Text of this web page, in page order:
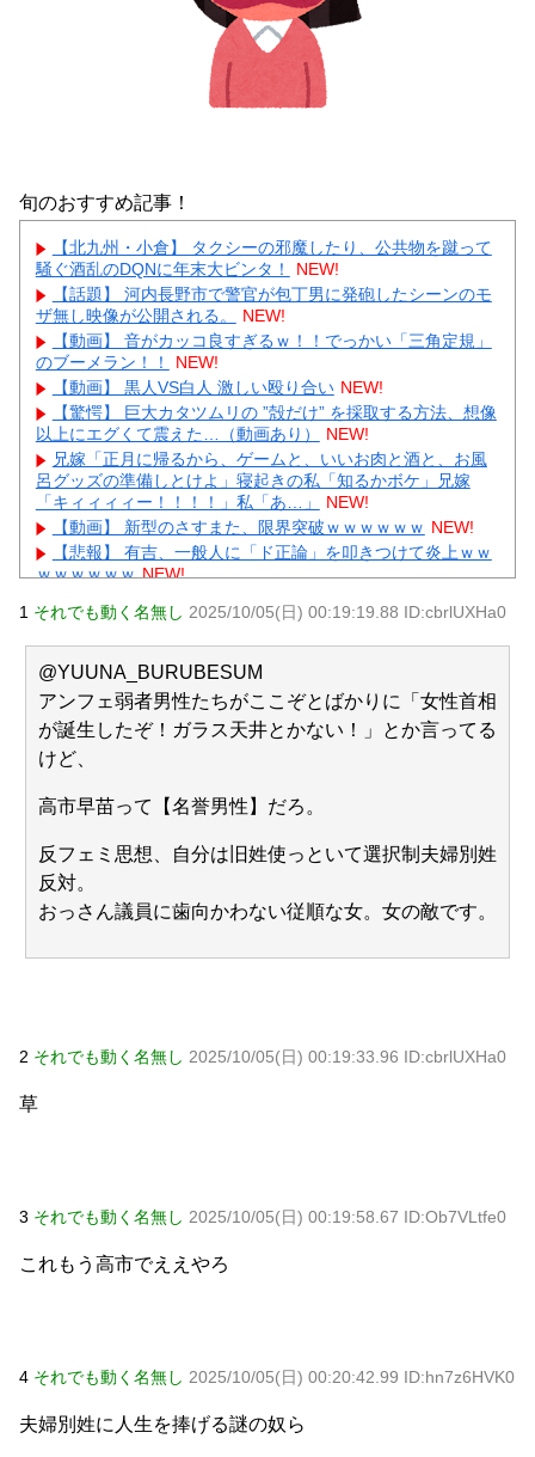
旬のおすすめ記事！
【北九州・小倉】 タクシーの邪魔したり、公共物を蹴って
騒ぐ酒乱のDQNに年末大ビンタ！
NEW!
【話題】 河内長野市で警官が包丁男に発砲したシーンのモ
ザ無し映像が公開される。
NEW!
【動画】 音がカッコ良すぎるｗ！！でっかい「三角定規」
のブーメラン！！
NEW!
【動画】 黒人VS白人 激しい殴り合い NEW!
【驚愕】 巨大カタツムリの ”殻だけ” を採取する方法、想像
以上にエグくて震えた…（動画あり）
NEW!
兄嫁「正月に帰るから、ゲームと、いいお肉と酒と、お風
呂グッズの準備しとけよ」寝起きの私「知るかボケ」兄嫁
「キィィィィー！！！！」私「あ…」
NEW!
【動画】 新型のさすまた、限界突破ｗｗｗｗｗｗ NEW!
【悲報】 有吉、一般人に「ド正論」を叩きつけて炎上ｗｗ
ｗｗｗｗｗｗ NEW!
員「ほいっ見積もりな！」ワイ「金額おかしくね？」←お前
らもそう思うよな？？？？？ NEW!
【画像】 「キム兄」こと芸人・木村祐一さん（63歳）、最
新の松本人志さんとのツーショットが完全に別人だとネット
騒然！ 「マジで誰かわからん」...
NEW!
【続報】三山凌輝、花乃まりあと懲りずに密会継続→ガル
民「もう何回目だよ」総ツッコミｗｗｗ
「もういい」の声もｗｗｗ NEW!
パチンコ京楽産業に譲渡【ノース・リバー】【窪田康志】
元AKB社長、22億円申告漏れ 乃木坂46運営会社の株式を
パチンコ京楽産業に譲渡【ノース・リバー】【窪田康志】
1 それでも動く名無し 2025/10/05(日) 00:19:19.88 ID:cbrlUXHa0
@YUUNA_BURUBESUM
アンフェ弱者男性たちがここぞとばかりに「女性首相
が誕生したぞ！ガラス天井とかない！」とか言ってる
けど、
高市早苗って【名誉男性】だろ。
反フェミ思想、自分は旧姓使っといて選択制夫婦別姓
反対。
おっさん議員に歯向かわない従順な女。女の敵です。
2 それでも動く名無し 2025/10/05(日) 00:19:33.96 ID:cbrlUXHa0
草
3 それでも動く名無し 2025/10/05(日) 00:19:58.67 ID:Ob7VLtfe0
これもう高市でええやろ
4 それでも動く名無し 2025/10/05(日) 00:20:42.99 ID:hn7z6HVK0
夫婦別姓に人生を捧げる謎の奴ら